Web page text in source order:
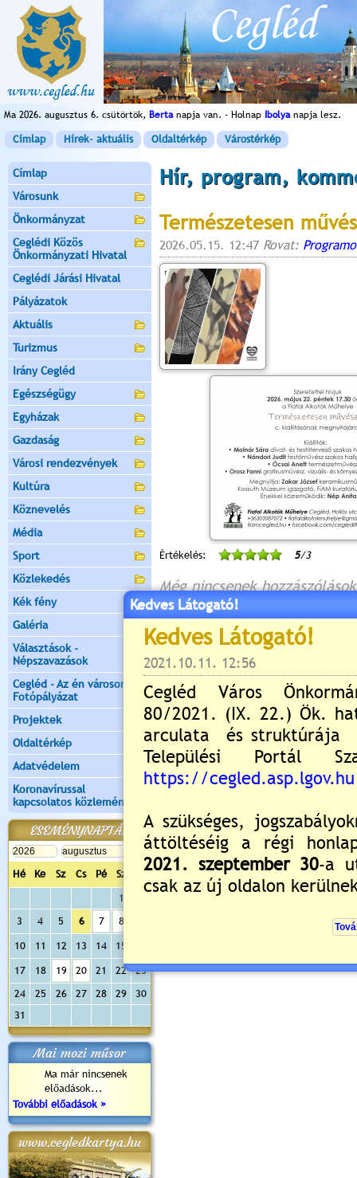
Ma 2026. augusztus 6. csütörtök, Bertanapja van. - Holnap Ibolyanapja lesz.
Címlap Hírek- aktuális Oldaltérkép Várostérkép
Címlap
Városunk
Önkormányzat
Ceglédi Közös
Önkormányzati Hivatal
Ceglédi Járási Hivatal
Pályázatok
Aktuális
Turizmus
Irány Cegléd
Egészségügy
Egyházak
Gazdaság
Városi rendezvények
Kultúra
Köznevelés
Média
Sport
Közlekedés
Kék fény
Galéria
Választások -
Népszavazások
Cegléd - Az én városom -
Fotópályázat
Projektek
Oldaltérkép
Adatvédelem
Koronavírussal
kapcsolatos közlemények
ESEMÉNYNAPTÁR
Hé Ke Sz Cs Pé Sz
Va
1
3
4 5 6 7 8
10 11 12 13 14 15
17 18 19 20 21 22
23
24
25 26 27 28 29
30
31
Mai mozi műsor
Ma már nincsenek
előadások...
További előadások »
www.cegledkartya.hu
Hír, program,
Természetesen
2026.05.15. 12:47 Rovat:
Értékelés: 5/3
Még nincsenek hozzászólások
Új hozzászólás:
Kérjük jelentkezzen be,
Kedves Látogató!